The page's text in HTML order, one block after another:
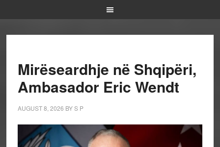
Mirëseardhje në Shqipëri,
Ambasador Eric Wendt
AUGUST 8, 2026 BYS P